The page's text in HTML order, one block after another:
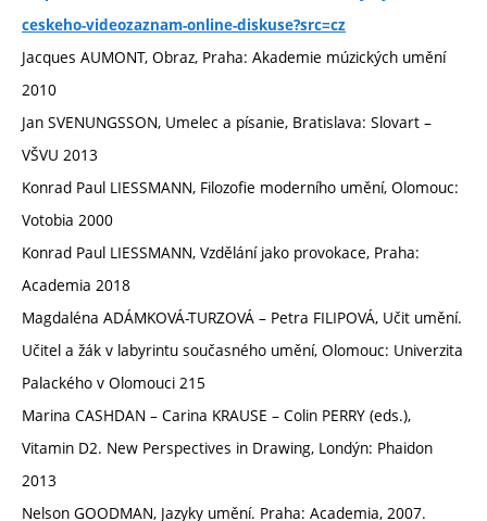
ceskeho-videozaznam-online-diskuse?src=cz
Jacques AUMONT, Obraz, Praha: Akademie múzických umění
2010
Jan SVENUNGSSON, Umelec a písanie, Bratislava: Slovart –
VŠVU 2013
Konrad Paul LIESSMANN, Filozofie moderního umění, Olomouc:
Votobia 2000
Konrad Paul LIESSMANN, Vzdělání jako provokace, Praha:
Academia 2018
Magdaléna ADÁMKOVÁ-TURZOVÁ – Petra FILIPOVÁ, Učit umění.
Učitel a žák v labyrintu současného umění, Olomouc: Univerzita
Palackého v Olomouci 215
Marina CASHDAN – Carina KRAUSE – Colin PERRY (eds.),
Vitamin D2. New Perspectives in Drawing, Londýn: Phaidon
2013
Nelson GOODMAN, Jazyky umění. Praha: Academia, 2007.